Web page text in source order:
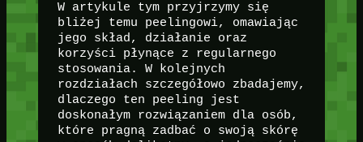
W artykule tym przyjrzymy się
bliżej temu peelingowi, omawiając
jego skład, działanie oraz
korzyści płynące z regularnego
stosowania. W kolejnych
rozdziałach szczegółowo zbadajemy,
dlaczego ten peeling jest
doskonałym rozwiązaniem dla osób,
które pragną zadbać o swoją skórę